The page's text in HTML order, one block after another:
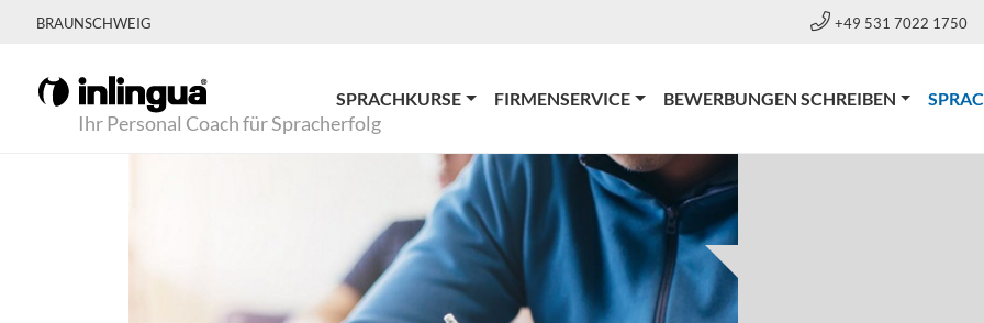
BRAUNSCHWEIG +49 531 7022 1750
Ihr Personal Coach für Spracherfolg
SPRACHKURSE FIRMENSERVICE BEWERBUNGEN SCHREIBEN